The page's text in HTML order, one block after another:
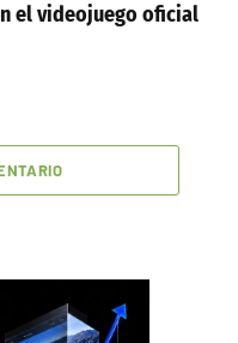
el videojuego oficial